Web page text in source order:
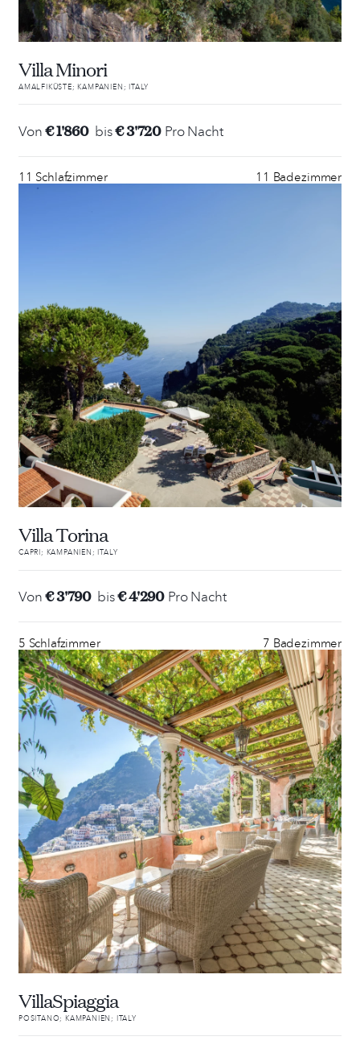
Villa Minori
AMALFIKÜSTE; KAMPANIEN; ITALY
Von€ 1'860 bis€ 3'720 Pro Nacht
11 Schlafzimmer 11 Badezimmer
Villa Torina
CAPRI; KAMPANIEN; ITALY
Von€ 3'790 bis€ 4'290 Pro Nacht
5 Schlafzimmer 7 Badezimmer
VillaSpiaggia
POSITANO; KAMPANIEN; ITALY